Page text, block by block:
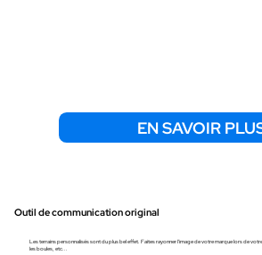
EN SAVOIR
Outil de communication original
Les terrains personnalisés sont du plus bel effet. Faites rayonner l'image de votre marque lors de
les boules, etc...